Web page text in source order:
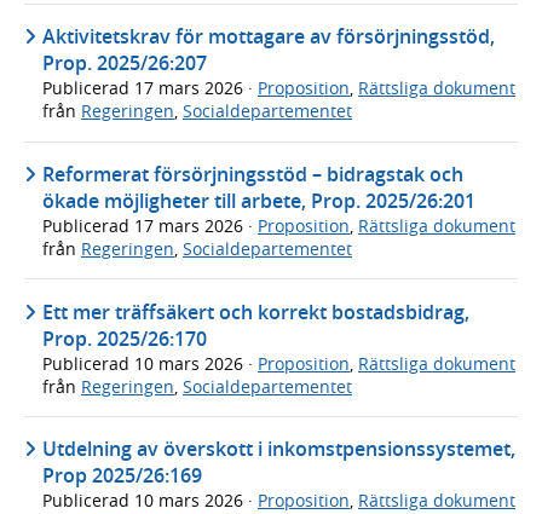
Aktivitetskrav för mottagare av försörjningsstöd,
Prop. 2025/26:207
Publicerad 17 mars 2026 · Proposition, Rättsliga dokument
från Regeringen, Socialdepartementet
Reformerat försörjningsstöd – bidragstak och
ökade möjligheter till arbete, Prop. 2025/26:201
Publicerad 17 mars 2026 · Proposition, Rättsliga dokument
från Regeringen, Socialdepartementet
Ett mer träffsäkert och korrekt bostadsbidrag,
Prop. 2025/26:170
Publicerad 10 mars 2026 · Proposition Rättsliga dokument
från Regeringen Socialdepartementet
Utdelning av överskott i inkomstpensionssystemet,
Prop 2025/26:169
Publicerad 10 mars 2026 · Proposition, Rättsliga dokument